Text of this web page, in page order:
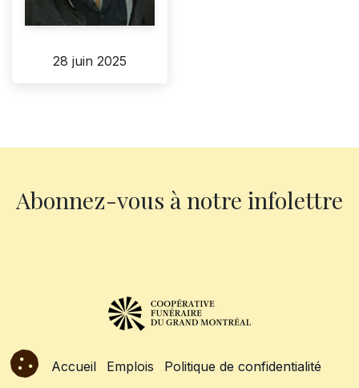
28 juin 2025
Abonnez-vous à notre infolettre
Accueil Emplois Politique de confidentialité